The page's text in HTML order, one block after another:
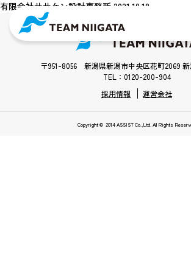
有限会社ササケン設計事務所 2021.10.18
〒951-8056 新潟県新潟市中央区花町2069 新
TEL：0120-200-904
採用情報
運営会社
Copyright © 2014 ASSIST Co.,Ltd. All Rights